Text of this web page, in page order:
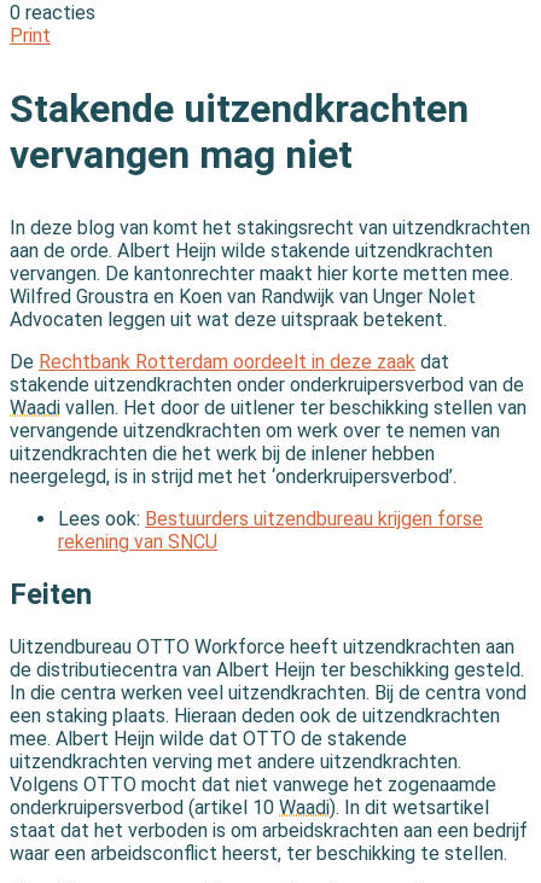
0 reacties
Print
Stakende uitzendkrachten
vervangen mag niet
In deze blog van komt het stakingsrecht van uitzendkrachten
aan de orde. Albert Heijn wilde stakende uitzendkrachten
vervangen. De kantonrechter maakt hier korte metten mee.
Wilfred Groustra en Koen van Randwijk van Unger Nolet
Advocaten leggen uit wat deze uitspraak betekent.
De Rechtbank Rotterdam oordeelt in deze zaak dat
stakende uitzendkrachten onder onderkruipersverbod van de
Waadi vallen. Het door de uitlener ter beschikking stellen van
vervangende uitzendkrachten om werk over te nemen van
uitzendkrachten die het werk bij de inlener hebben
neergelegd, is in strijd met het ‘onderkruipersverbod’.
Lees ook: Bestuurders uitzendbureau krijgen forse
rekening van SNCU
Feiten
Uitzendbureau OTTO Workforce heeft uitzendkrachten aan
de distributiecentra van Albert Heijn ter beschikking gesteld.
In die centra werken veel uitzendkrachten. Bij de centra vond
een staking plaats. Hieraan deden ook de uitzendkrachten
mee. Albert Heijn wilde dat OTTO de stakende
uitzendkrachten verving met andere uitzendkrachten.
Volgens OTTO mocht dat niet vanwege het zogenaamde
onderkruipersverbod (artikel 10 Waadi). In dit wetsartikel
staat dat het verboden is om arbeidskrachten aan een bedrijf
waar een arbeidsconflict heerst, ter beschikking te stellen.